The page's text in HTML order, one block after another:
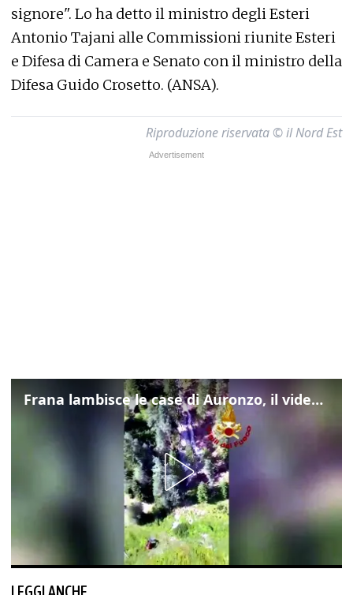
signore". Lo ha detto il ministro degli Esteri
Antonio Tajani alle Commissioni riunite Esteri
e Difesa di Camera e Senato con il ministro della
Difesa Guido Crosetto. (ANSA).
Riproduzione riservata © il Nord Est
Frana lambisce le case di Auronzo, il video dall'elicottero dei vigili del fuoco